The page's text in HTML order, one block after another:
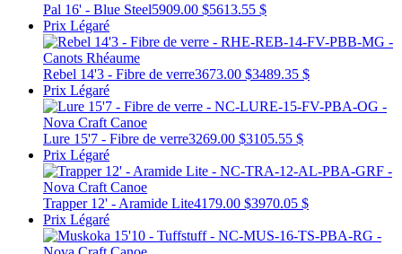
Pal 16' - Blue Steel5909.00 $5613.55 $
Prix Légaré
Rebel 14'3 - Fibre de verre3673.00 $3489.35 $
Prix Légaré
Lure 15'7 - Fibre de verre3269.00 $3105.55 $
Prix Légaré
Trapper 12' - Aramide Lite4179.00 $3970.05 $
Prix Légaré